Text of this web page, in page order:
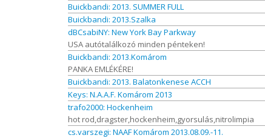
Buickbandi: 2013. SUMMER FULL
Buickbandi: 2013.Szalka
dBCsabiNY: New York Bay Parkway
USA autótalálkozó minden pénteken!
Buickbandi: 2013.Komárom
PANKA EMLÉKÉRE!
Buickbandi: 2013. Balatonkenese ACCH
Keys: N.A.A.F. Komárom 2013
trafo2000: Hockenheim
hot rod,dragster,hockenheim,gyorsulás,nitrolimpia
cs.varszegi: NAAF Komárom 2013.08.09.-11.